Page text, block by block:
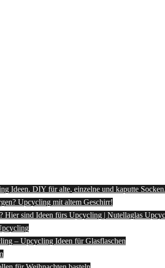
Ideen. DIY für alte, einzelne und kaputte Socken.
Upcycling mit altem Geschirr!
Hier sind Ideen fürs Upcycling | Nutellaglas
– Upcycling Ideen für Glasflaschen